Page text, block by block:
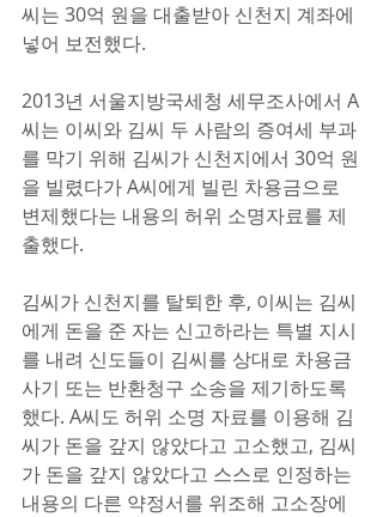
씨는 30억 원을 대출받아 신천지 계좌에
넣어 보전했다.
2013년 서울지방국세청 세무조사에서 A
씨는 이씨와 김씨 두 사람의 증여세 부과
를 막기 위해 김씨가 신천지에서 30억 원
을 빌렸다가 A씨에게 빌린 차용금으로
변제했다는 내용의 허위 소명자료를 제
출했다.
김씨가 신천지를 탈퇴한 후, 이씨는 김씨
에게 돈을 준 자는 신고하라는 특별 지시
를 내려 신도들이 김씨를 상대로 차용금
사기 또는 반환청구 소송을 제기하도록
했다. A씨도 허위 소명 자료를 이용해 김
씨가 돈을 갚지 않았다고 고소했고, 김씨
가 돈을 갚지 않았다고 스스로 인정하는
내용의 다른 약정서를 위조해 고소장에